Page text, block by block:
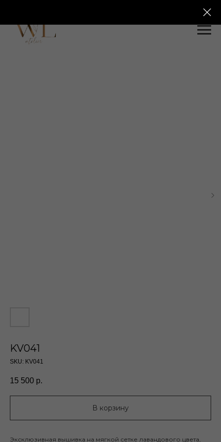
KV041
SKU: KV041
15 500 р.
В корзину
Эксклюзивная вышивка на мягкой сетке лавандового цвета,